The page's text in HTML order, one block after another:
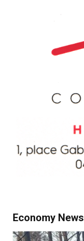
Economy News